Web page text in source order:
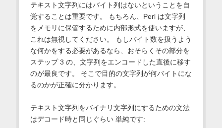
テキスト文字列にはバイト列はないということを自
覚することは重要です。 もちろん、Perl は文字列
をメモリに保管するために内部形式を使いますが、
これは無視してください。 もしバイト数を扱うよう
な何かをする必要があるなら、おそらくその部分を
ステップ 3 の、文字列をエンコードした直後に移す
のが最良です。 そこで目的の文字列が何バイトにな
るのかが正確に分かります。
テキスト文字列をバイナリ文字列にするための文法
はデコード時と同じぐらい 単純です: